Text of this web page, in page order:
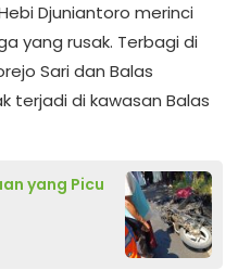
Djuniantoro merinci
yang rusak. Terbagi di
Sari dan Balas
terjadi di kawasan Balas
yang Picu